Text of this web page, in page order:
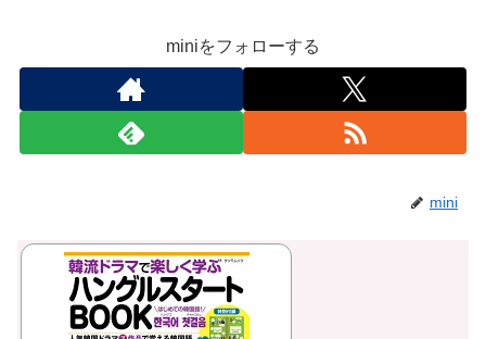
miniをフォローする
mini